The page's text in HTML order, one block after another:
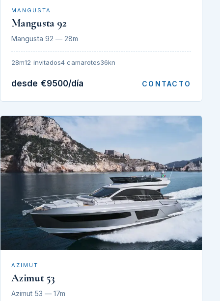
MANGUSTA
Mangusta 92
Mangusta 92 — 28m
28m12 invitados4 camarotes36kn
desde €9500/día CONTACTO
AZIMUT
Azimut 53
Azimut 53 — 17m